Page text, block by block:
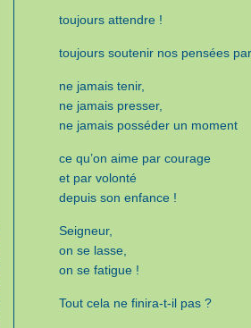
toujours attendre !
toujours soutenir nos pensées
ne jamais tenir,
ne jamais presser,
ne jamais posséder un moment
ce qu’on aime par courage
et par volonté
depuis son enfance !
Seigneur,
on se lasse,
on se fatigue !
Tout cela ne finira-t-il pas ?